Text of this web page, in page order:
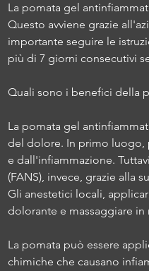
La pomata gel
Questo avviene grazie
importante seguire le
più di 7 giorni consecutivi
Quali sono i benefici della
La pomata gel
del dolore. In primo luogo,
e dall'infiammazione.
(FANS), invece, grazie alla
Gli anestetici locali,
dolorante e massaggiare
La pomata può essere
chimiche che causano